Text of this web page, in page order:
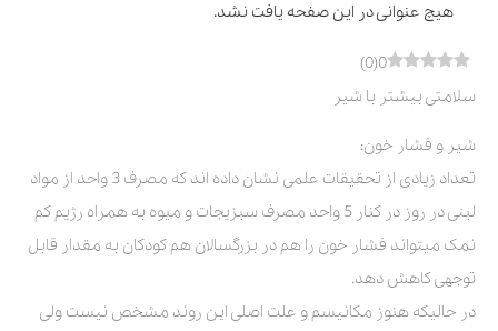
هیچ عنوانی در این صفحه یافت نشد.
0
(
0
)
سلامتی بیشتر با شیر
شیر و فشار خون:
تعداد زیادی از تحقیقات علمی نشان داده اند که مصرف 3 واحد از مواد
لبنی در روز در کنار 5 واحد مصرف سبزیجات و میوه به همراه رژیم کم
نمک میتواند فشار خون را هم در بزرگسالان هم کودکان به مقدار قابل
توجهی کاهش دهد.
در حالیکه هنوز مکانیسم و علت اصلی این روند مشخص نیست ولی